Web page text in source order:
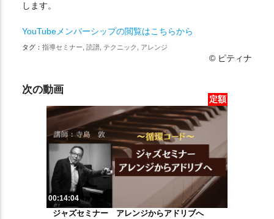
します。
YouTubeメンバーシップの閲覧はこちらから
タグ： 指導セミナー, 読譜, テクニック, アレンジ
© ピティナ
次の動画
定額
00:14:04
ジャズセミナー アレンジからアドリブへ